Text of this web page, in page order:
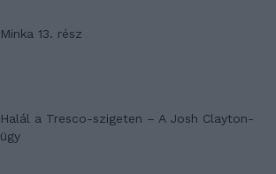
Minka 13. rész
Halál a Tresco-szigeten – A Josh Clayton-
ügy